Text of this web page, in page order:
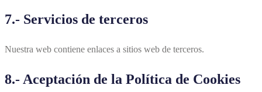
7.- Servicios de terceros
Nuestra web contiene enlaces a sitios web de terceros.
8.- Aceptación de la Política de Cookies